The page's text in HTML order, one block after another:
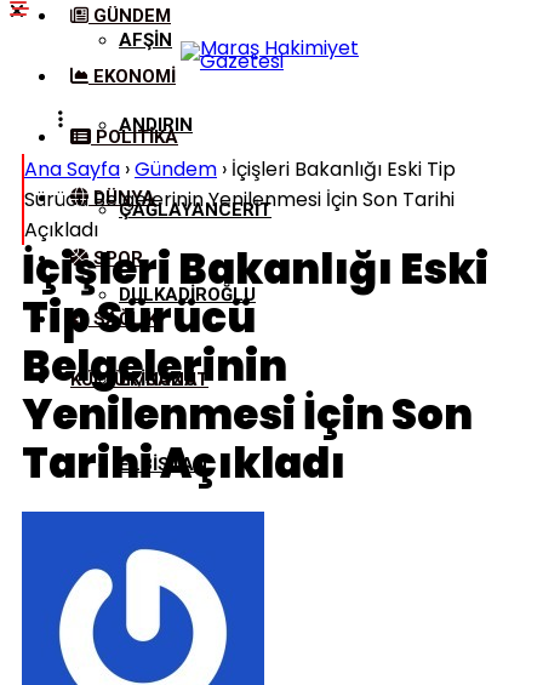
AFŞIN
ANDIRIN
ÇAĞLAYANCERIT
DULKADIROĞLU
EKINÖZÜ
ELBISTAN
GÖKSUN
NURHAK
GÜNDEM
EKONOMI
POLITIKA
DÜNYA
SPOR
SAĞLIK
KÜLTÜR/SANAT
Ana Sayfa ›Gündem › İçişleri Bakanlığı Eski Tip
Sürücü Belgelerinin Yenilenmesi İçin Son Tarihi
Açıkladı
İçişleri Bakanlığı Eski
Tip Sürücü
Belgelerinin
Yenilenmesi İçin Son
Tarihi Açıkladı